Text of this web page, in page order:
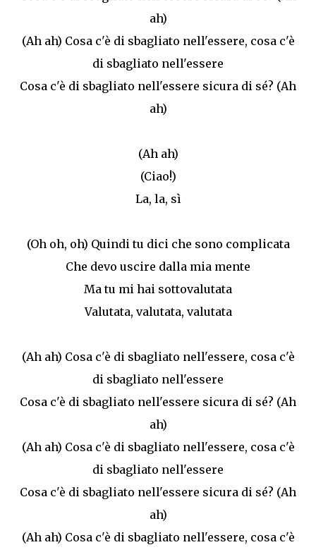
ah)
(Ah ah) Cosa c'è di sbagliato nell'essere, cosa c'è
di sbagliato nell'essere
Cosa c'è di sbagliato nell'essere sicura di sé? (Ah
ah)
(Ah ah)
(Ciao!)
La, la, sì
(Oh oh, oh) Quindi tu dici che sono complicata
Che devo uscire dalla mia mente
Ma tu mi hai sottovalutata
Valutata, valutata, valutata
(Ah ah) Cosa c'è di sbagliato nell'essere, cosa c'è
di sbagliato nell'essere
Cosa c'è di sbagliato nell'essere sicura di sé? (Ah
ah)
(Ah ah) Cosa c'è di sbagliato nell'essere, cosa c'è
di sbagliato nell'essere
Cosa c'è di sbagliato nell'essere sicura di sé? (Ah
ah)
(Ah ah) Cosa c'è di sbagliato nell'essere, cosa c'è